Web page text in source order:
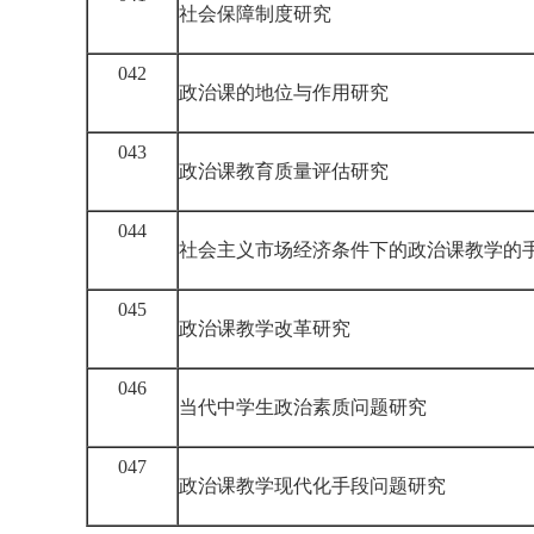
社会保障制度研究
042
政治课的地位与作用研究
043
政治课教育质量评估研究
044
社会主义市场经济条件下的政治课教学的
045
政治课教学改革研究
046
当代中学生政治素质问题研究
047
政治课教学现代化手段问题研究